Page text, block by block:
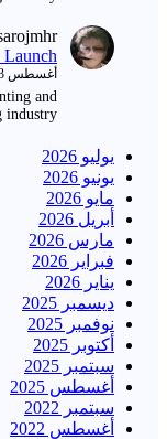
Launch
أغسطس 23, 2022
and
industry.
يوليو 2026
يونيو 2026
مايو 2026
أبريل 2026
مارس 2026
فبراير 2026
يناير 2026
ديسمبر 2025
نوفمبر 2025
أكتوبر 2025
سبتمبر 2025
أغسطس 2025
سبتمبر 2022
أغسطس 2022